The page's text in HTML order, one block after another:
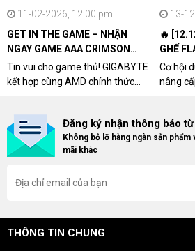
11-02-2026, 12:00 pm
GET IN THE GAME – NHẬN
NGAY GAME AAA CRIMSON
DESERT CÙNG GIGABYTE &
AMD
Tin vui cho game thủ! GIGABYTE
kết hợp cùng AMD chính thức
khách hàng sở hữu VGA Radeon
RX 9070 / RX 9070 XT.
13-
🔥
GHẾ
CƠ XỊN
Cơ hội
nâng
dòng
bạn sẽ
Đăng ký nhận thông báo từ
Không bỏ lỡ hàng ngàn sản
mãi khác
THÔNG TIN CHUNG